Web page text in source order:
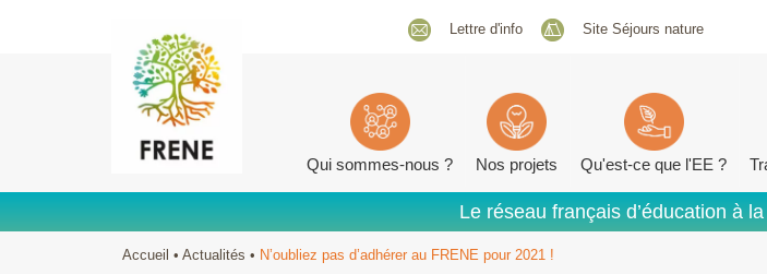
Lettre d'info Site Séjours nature
Qui sommes-nous ? Nos projets Qu'est-ce que l'EE ?
Le réseau français d’éducation à
Accueil • Actualités • N’oubliez pas d’adhérer au FRENE pour 2021 !